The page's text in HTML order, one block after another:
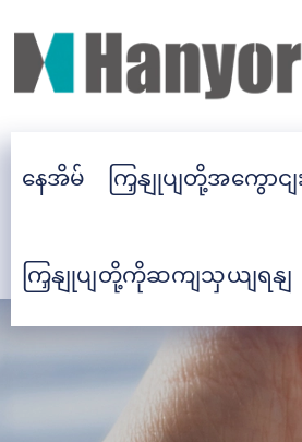
နေအိမ် ကြှနျုပျတို့အကွောငျ
ကြှနျုပျတို့ကိုဆကျသှယျရနျ